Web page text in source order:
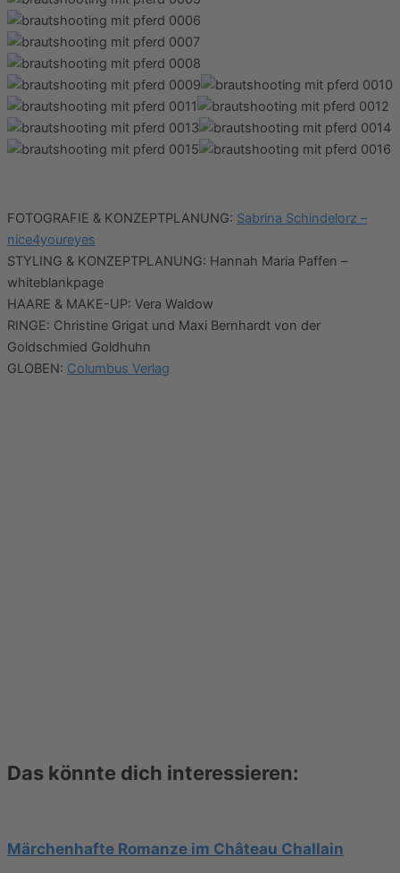
FOTOGRAFIE & KONZEPTPLANUNG: Sabrina Schindelorz –
nice4youreyes
STYLING & KONZEPTPLANUNG: Hannah Maria Paffen –
whiteblankpage
HAARE & MAKE-UP: Vera Waldow
RINGE: Christine Grigat und Maxi Bernhardt von der
Goldschmied Goldhuhn
GLOBEN: Columbus Verlag
Das könnte dich interessieren:
Märchenhafte Romanze im Château Challain